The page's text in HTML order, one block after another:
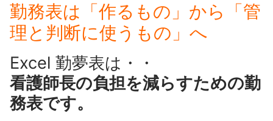
勤務表は「作るもの」から「管
理と判断に使うもの」へ
Excel 勤夢表は・・
看護師長の負担を減らすための勤
務表です。